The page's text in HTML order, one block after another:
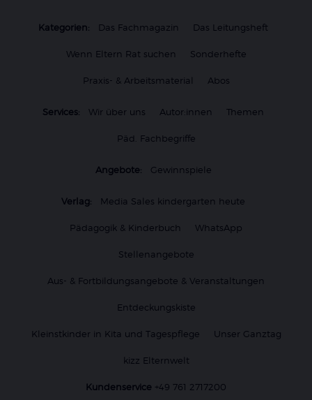
Kategorien: Das Fachmagazin Das Leitungsheft
Wenn Eltern Rat suchen Sonderhefte
Praxis- & Arbeitsmaterial Abos
Services: Wir über uns Autor:innen Themen
Päd. Fachbegriffe
Angebote: Gewinnspiele
Verlag: Media Sales kindergarten heute
Pädagogik & Kinderbuch WhatsApp
Stellenangebote
Aus- & Fortbildungsangebote & Veranstaltungen
Entdeckungskiste
Kleinstkinder in Kita und Tagespflege Unser Ganztag
kizz Elternwelt
Kundenservice +49 761 2717200